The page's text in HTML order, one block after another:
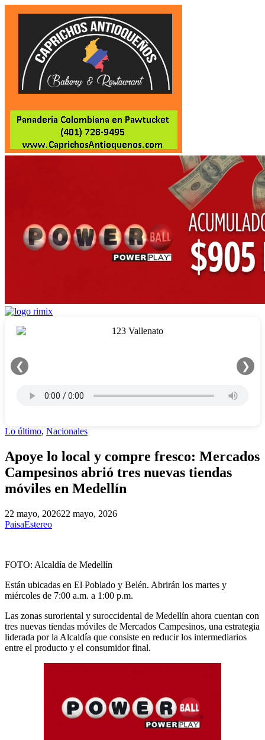
❮ ❯
Lo último, Nacionales
Apoye lo local y compre fresco: Mercados
Campesinos abrió tres nuevas tiendas
móviles en Medellín
22 mayo, 202622 mayo, 2026
PaisaEstereo
FOTO: Alcaldía de Medellín
Están ubicadas en El Poblado y Belén. Abrirán los martes y
miércoles de 7:00 a.m. a 1:00 p.m.
Las zonas suroriental y suroccidental de Medellín ahora cuentan con
tres nuevas tiendas móviles de Mercados Campesinos, una estrategia
liderada por la Alcaldía que consiste en reducir los intermediarios
entre el producto y el consumidor final.